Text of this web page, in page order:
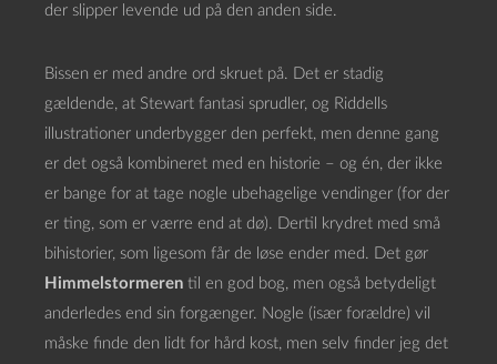
der slipper levende ud på den anden side.
Bissen er med andre ord skruet på. Det er stadig
gældende, at Stewart fantasi sprudler, og Riddells
illustrationer underbygger den perfekt, men denne gang
er det også kombineret med en historie – og én, der ikke
er bange for at tage nogle ubehagelige vendinger (for der
er ting, som er værre end at dø). Dertil krydret med små
bihistorier, som ligesom får de løse ender med. Det gør
Himmelstormeren til en god bog, men også betydeligt
anderledes end sin forgænger. Nogle (især forældre) vil
måske finde den lidt for hård kost, men selv finder jeg det